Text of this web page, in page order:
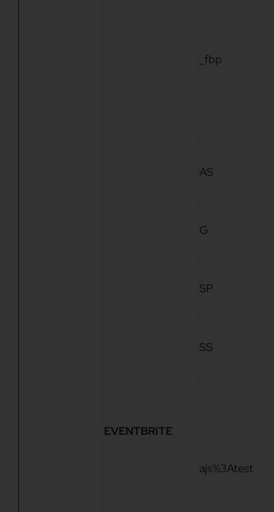
EVENTBRITE
_fbp
AS
G
SP
SS
ajs%3Atest